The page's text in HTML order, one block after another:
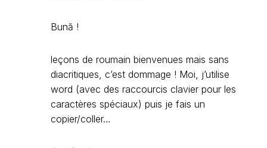
Bună !
leçons de roumain bienvenues mais sans
diacritiques, c’est dommage ! Moi, j’utilise
word (avec des raccourcis clavier pour les
caractères spéciaux) puis je fais un
copier/coller…